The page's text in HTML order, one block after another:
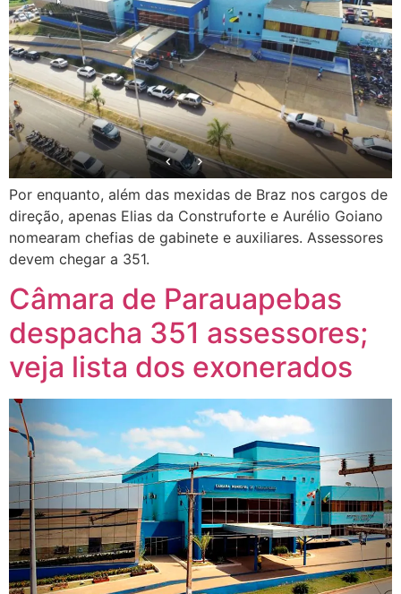
Por enquanto, além das mexidas de Braz nos cargos de
direção, apenas Elias da Construforte e Aurélio Goiano
nomearam chefias de gabinete e auxiliares. Assessores
devem chegar a 351.
Câmara de Parauapebas
despacha 351 assessores;
veja lista dos exonerados